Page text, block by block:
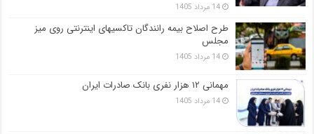
14 مرداد 1405
طرح اصلاح بیمه رانندگان تاکسیهای اینترنتی روی میز
مجلس
14 مرداد 1405
مهمانی ۱۲ هزار نفری بانک صادرات ایران
14 مرداد 1405